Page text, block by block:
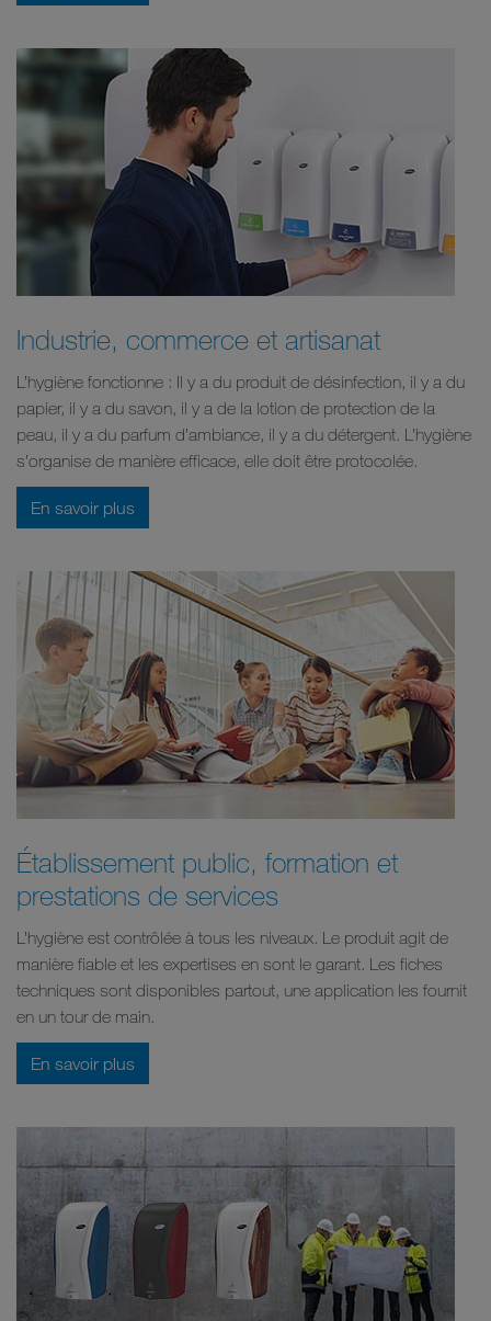
Industrie, commerce et artisanat
L’hygiène fonctionne : Il y a du produit de désinfection, il y a du
papier, il y a du savon, il y a de la lotion de protection de la
peau, il y a du parfum d’ambiance, il y a du détergent. L’hygiène
s’organise de manière efficace, elle doit être protocolée.
En savoir plus
Établissement public, formation et
prestations de services
L’hygiène est contrôlée à tous les niveaux. Le produit agit de
manière fiable et les expertises en sont le garant. Les fiches
techniques sont disponibles partout, une application les fournit
en un tour de main.
En savoir plus